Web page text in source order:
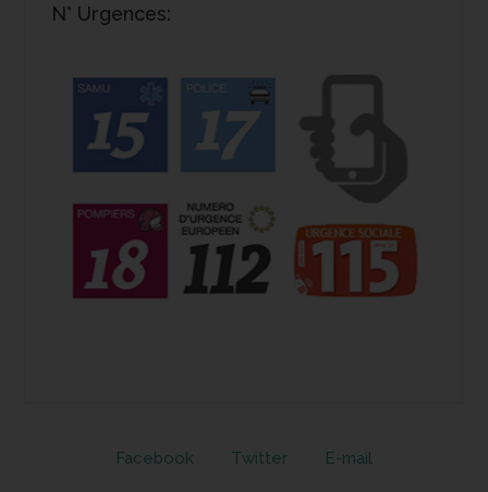
N° Urgences:
Facebook Twitter E-mail